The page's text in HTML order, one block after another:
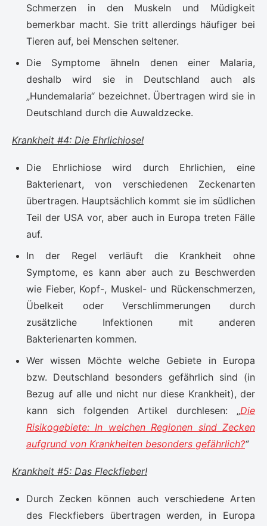
Schmerzen in den Muskeln und Müdigkeit
bemerkbar macht. Sie tritt allerdings häufiger bei
Tieren auf, bei Menschen seltener.
Die Symptome ähneln denen einer Malaria,
deshalb wird sie in Deutschland auch als
„Hundemalaria“ bezeichnet. Übertragen wird sie in
Deutschland durch die Auwaldzecke.
Krankheit #4: Die Ehrlichiose!
Die Ehrlichiose wird durch Ehrlichien, eine
Bakterienart, von verschiedenen Zeckenarten
übertragen. Hauptsächlich kommt sie im südlichen
Teil der USA vor, aber auch in Europa treten Fälle
auf.
In der Regel verläuft die Krankheit ohne
Symptome, es kann aber auch zu Beschwerden
wie Fieber, Kopf-, Muskel- und Rückenschmerzen,
Übelkeit oder Verschlimmerungen durch
zusätzliche Infektionen mit anderen
Bakterienarten kommen.
Wer wissen Möchte welche Gebiete in Europa
bzw. Deutschland besonders gefährlich sind (in
Bezug auf alle und nicht nur diese Krankheit), der
kann sich folgenden Artikel durchlesen: „Die
Risikogebiete: In welchen Regionen sind Zecken
aufgrund von Krankheiten besonders gefährlich?“
Krankheit #5: Das Fleckfieber!
Durch Zecken können auch verschiedene Arten
des Fleckfiebers übertragen werden, in Europa